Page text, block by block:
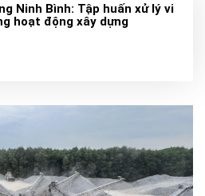
Ninh Bình: Tập huấn xử lý vi
hoạt động xây dựng